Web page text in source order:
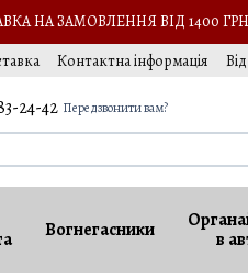
НА ЗАМОВЛЕННЯ ВІД 1400
Контактна інформація
24-42 Передзвонити вам?
Вогнегасники
в